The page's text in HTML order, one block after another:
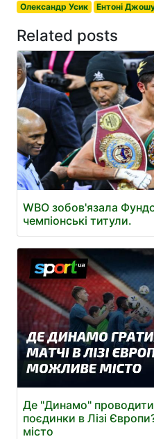
Олександр Усик Ентоні
Related posts
WBO зобов'язала
чемпіонські титули.
Де "Динамо"
поєдинки в Лізі
місто